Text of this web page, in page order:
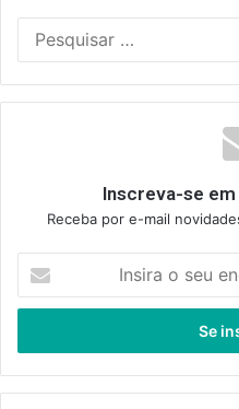
Inscreva-se
Receba por e-mail
seu
de
email